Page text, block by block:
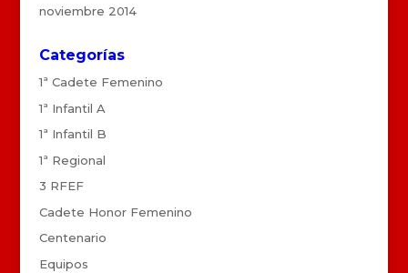
noviembre 2014
Categorías
1ª Cadete Femenino
1ª Infantil A
1ª Infantil B
1ª Regional
3 RFEF
Cadete Honor Femenino
Centenario
Equipos